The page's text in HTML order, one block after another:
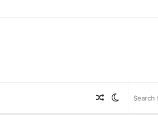
Switch
Random